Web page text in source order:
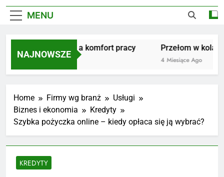
MENU
NAJNOWSZE
Masujmnie.pl a komfort pracy
3 Miesiące Ago
Przełom w
4 Miesiące Ago
Home Firmy wg branż
Usługi
Biznes i ekonomia
Kredyty
Szybka pożyczka online – kiedy opłaca się ją wybrać?
KREDYTY